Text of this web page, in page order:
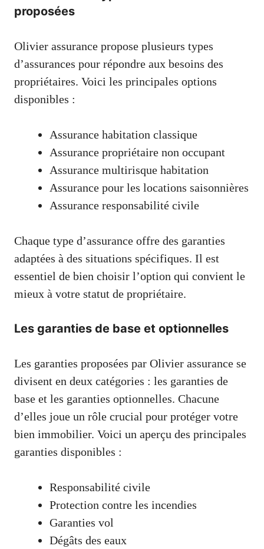
proposées
Olivier assurance propose plusieurs types
d’assurances pour répondre aux besoins des
propriétaires. Voici les principales options
disponibles :
Assurance habitation classique
Assurance propriétaire non occupant
Assurance multirisque habitation
Assurance pour les locations saisonnières
Assurance responsabilité civile
Chaque type d’assurance offre des garanties
adaptées à des situations spécifiques. Il est
essentiel de bien choisir l’option qui convient le
mieux à votre statut de propriétaire.
Les garanties de base et optionnelles
Les garanties proposées par Olivier assurance se
divisent en deux catégories : les garanties de
base et les garanties optionnelles. Chacune
d’elles joue un rôle crucial pour protéger votre
bien immobilier. Voici un aperçu des principales
garanties disponibles :
Responsabilité civile
Protection contre les incendies
Garanties vol
Dégâts des eaux